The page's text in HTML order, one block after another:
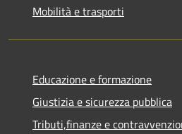
Mobilità e trasporti
Educazione e formazione
Giustizia e sicurezza pubblica
Tributi,finanze e